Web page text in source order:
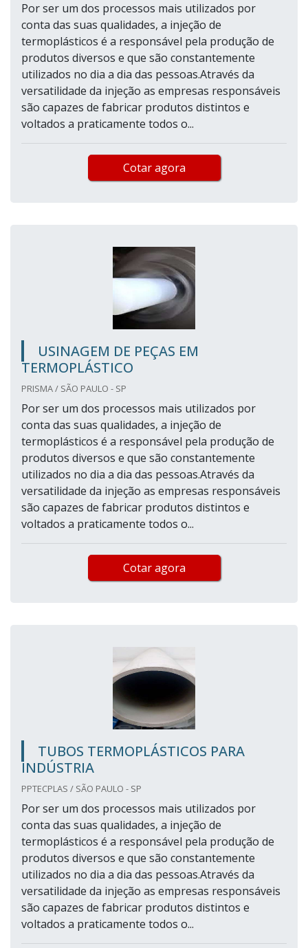
Por ser um dos processos mais utilizados por
conta das suas qualidades, a injeção de
termoplásticos é a responsável pela produção de
produtos diversos e que são constantemente
utilizados no dia a dia das pessoas.Através da
versatilidade da injeção as empresas responsáveis
são capazes de fabricar produtos distintos e
voltados a praticamente todos o...
Cotar agora
USINAGEM DE PEÇAS EM
TERMOPLÁSTICO
PRISMA / SÃO PAULO - SP
Por ser um dos processos mais utilizados por
conta das suas qualidades, a injeção de
termoplásticos é a responsável pela produção de
produtos diversos e que são constantemente
utilizados no dia a dia das pessoas.Através da
versatilidade da injeção as empresas responsáveis
são capazes de fabricar produtos distintos e
voltados a praticamente todos o...
Cotar agora
TUBOS TERMOPLÁSTICOS PARA
INDÚSTRIA
PPTECPLAS / SÃO PAULO - SP
Por ser um dos processos mais utilizados por
conta das suas qualidades, a injeção de
termoplásticos é a responsável pela produção de
produtos diversos e que são constantemente
utilizados no dia a dia das pessoas.Através da
versatilidade da injeção as empresas responsáveis
são capazes de fabricar produtos distintos e
voltados a praticamente todos o...